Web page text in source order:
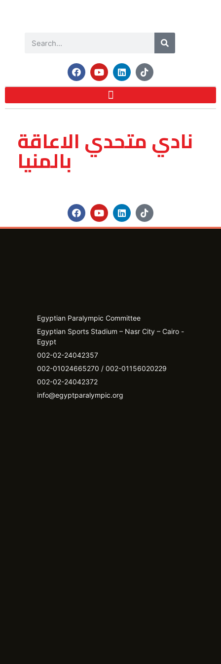
نادي متحدي الاعاقة
بالمنيا
Egyptian Paralympic Committee
Egyptian Sports Stadium – Nasr City – Cairo -
Egypt​
002-02-24042357
002-01024665270 / 002-01156020229
002-02-24042372
info@egyptparalympic.org